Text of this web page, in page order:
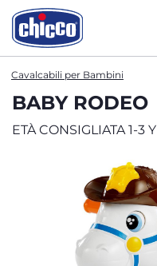
Cavalcabili per Bambini
BABY RODEO
ETÀ CONSIGLIATA 1-3 Y